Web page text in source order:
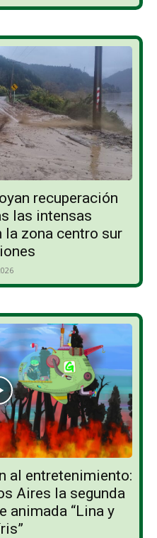
recuperación
las intensas
zona centro sur
al entretenimiento:
Aires la segunda
animada “Lina y